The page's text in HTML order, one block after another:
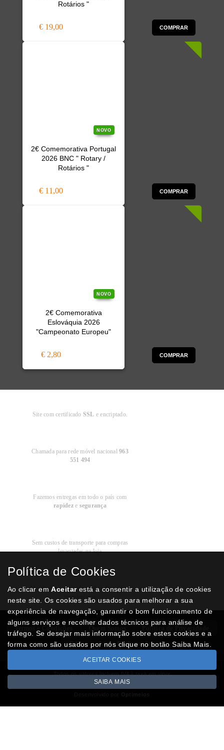
Rotários "
€ 19,00 COMPRAR
NOVO
2€ Comemorativa Portugal
2026 BNC " Rotary /
Rotários "
€ 11,00 COMPRAR
NOVO
2€ Comemorativa
Eslováquia 2026
"Campeonato Europeu"
€ 2,80 COMPRAR
Site com certificado SSL e encriptado.
Chamada para rede móvel nacional963
551 494
Fazemos entregas em todo o país com
rapideze segurança
Sem custos de transporte para compras
levantadas na loja
Modos dePagamento
Multibanco, cartão de crédito, Paypal ou
transferência
Termos e Condições Politica de Privacidade
RAL Livro Reclamações
Todos os valores incluem IVA à taxa em vigor
Copyright © NUMISMATICAJA.com 2026
Política de Cookies
Ao clicar emAceitarestá a consentir a utilização de cookies
neste site. Os cookies são usados para melhorar a sua
experiência de navegação, garantir o bom funcionamento de
alguns serviços e recolher dados técnicos para análise de
tráfego. Se desejar mais informação sobre estes cookies e a
forma como são usados por nós clique no botão Saiba Mais.
ACEITAR COOKIES
SAIBA MAIS